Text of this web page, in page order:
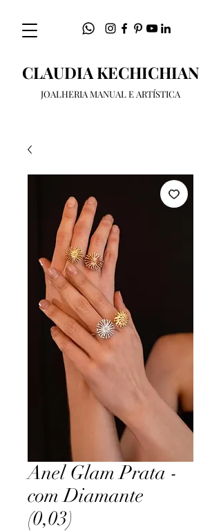
CLAUDIA KECHICHIAN
JOALHERIA MANUAL E ARTÍSTICA
Anel Glam Prata -
com Diamante
(0,03)